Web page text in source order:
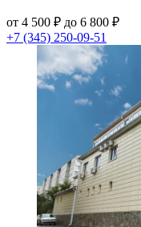
от 4 500 ₽ до 6 800 ₽
+7 (345) 250-09-51